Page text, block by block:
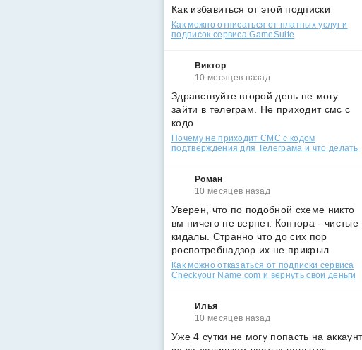
Как избавиться от этой подписки
Как можно отписаться от платных услуг и
подписок сервиса GameSuite
Виктор
10 месяцев назад
Здравствуйте.второй день не могу
зайти в телеграм. Не приходит смс с
кодо
Почему не приходит СМС с кодом
подтверждения для Телеграма и что делать
Роман
10 месяцев назад
Уверен, что по подобной схеме никто
вм ничего не вернет. Контора - чистые
кидалы. Странно что до сих пор
роспотребнадзор их не прикрыл
Как можно отказаться от подписки сервиса
Checkyour Name com и вернуть свои деньги
Илья
10 месяцев назад
Уже 4 сутки не могу попасть на